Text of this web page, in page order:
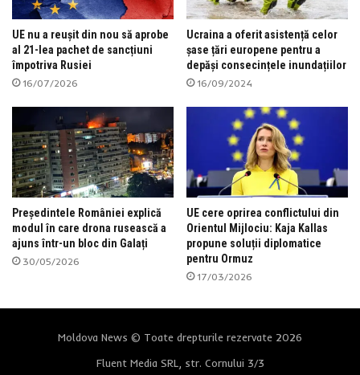
UE nu a reușit din nou să aprobe
al 21-lea pachet de sancțiuni
împotriva Rusiei
16/07/2026
Ucraina a oferit asistență celor
șase țări europene pentru a
depăși consecințele inundațiilor
16/09/2024
Președintele României explică
modul în care drona rusească a
ajuns într-un bloc din Galați
30/05/2026
UE cere oprirea conflictului din
Orientul Mijlociu: Kaja Kallas
propune soluții diplomatice
pentru Ormuz
17/03/2026
Moldova News © Toate drepturile rezervate 2026
Fluent Media SRL, str. Cornului 3/3